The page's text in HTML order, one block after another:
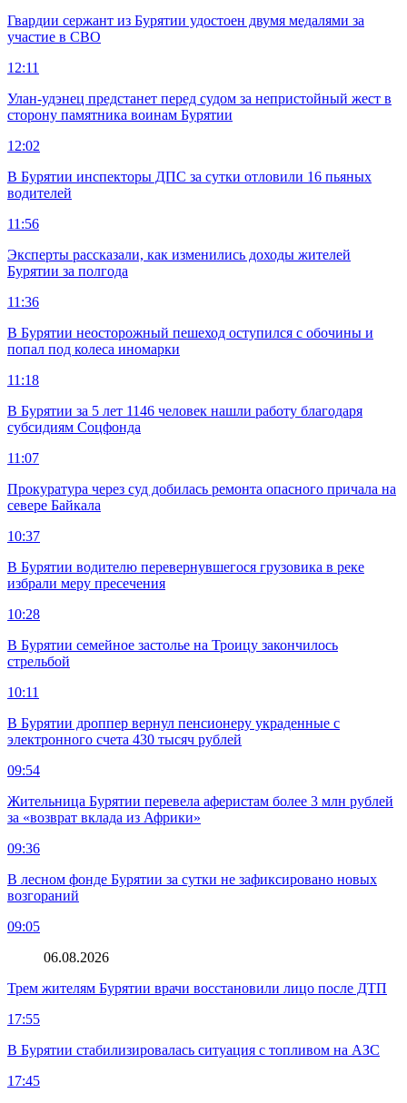
Гвардии сержант из Бурятии удостоен двумя медалями за
участие в СВО
12:11
Улан-удэнец предстанет перед судом за непристойный жест в
сторону памятника воинам Бурятии
12:02
В Бурятии инспекторы ДПС за сутки отловили 16 пьяных
водителей
11:56
Эксперты рассказали, как изменились доходы жителей
Бурятии за полгода
11:36
В Бурятии неосторожный пешеход оступился с обочины и
попал под колеса иномарки
11:18
В Бурятии за 5 лет 1146 человек нашли работу благодаря
субсидиям Соцфонда
11:07
Прокуратура через суд добилась ремонта опасного причала на
севере Байкала
10:37
В Бурятии водителю перевернувшегося грузовика в реке
избрали меру пресечения
10:28
В Бурятии семейное застолье на Троицу закончилось
стрельбой
10:11
В Бурятии дроппер вернул пенсионеру украденные с
электронного счета 430 тысяч рублей
09:54
Жительница Бурятии перевела аферистам более 3 млн рублей
за «возврат вклада из Африки»
09:36
В лесном фонде Бурятии за сутки не зафиксировано новых
возгораний
09:05
06.08.2026
Трем жителям Бурятии врачи восстановили лицо после ДТП
17:55
В Бурятии стабилизировалась ситуация с топливом на АЗС
17:45